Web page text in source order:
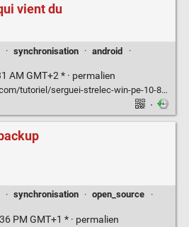
vient du
· synchronisation · android
·
AM GMT+2 * · permalien
strelec-win-pe-10-8-la-trousse-a-outils-qui-vient-du-froid/118351/
·
· synchronisation · open_source
·
PM GMT+1 * · permalien